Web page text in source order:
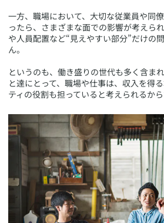
一方、職場において、大切な従業員や同
ったら、さまざまな面での影響が考えら
や人員配置など“見えやすい部分”だけの
ん。
というのも、働き盛りの世代も多く含ま
と達にとって、職場や仕事は、収入を得
ティの役割も担っていると考えられるから